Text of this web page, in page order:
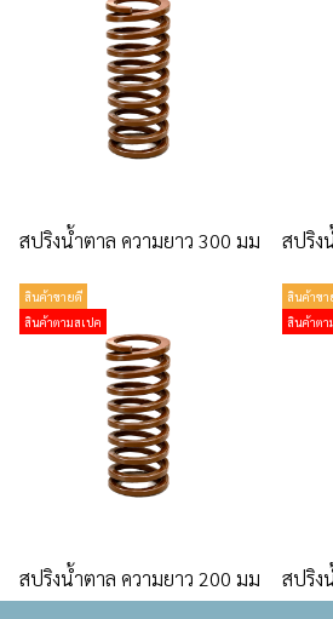
สปริงน้ำตาล ความยาว 300 มม สปริง
สินค้าขายดี
สินค้าตามสเปค
สปริงน้ำตาล ความยาว 200 มม
สินค้าขา
สินค้าตา
สปริง